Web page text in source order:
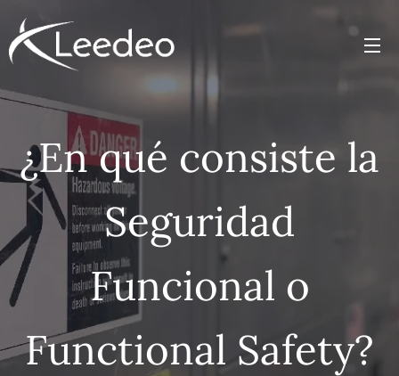
¿En qué consiste la
Seguridad
Funcional o
Functional Safety?